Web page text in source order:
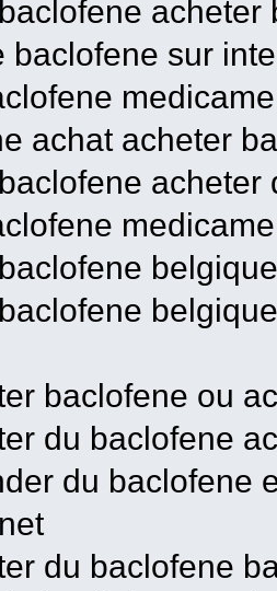
acheter
baclofene sur
achat acheter
baclofene ou
du baclofene
du baclofene
du baclofene